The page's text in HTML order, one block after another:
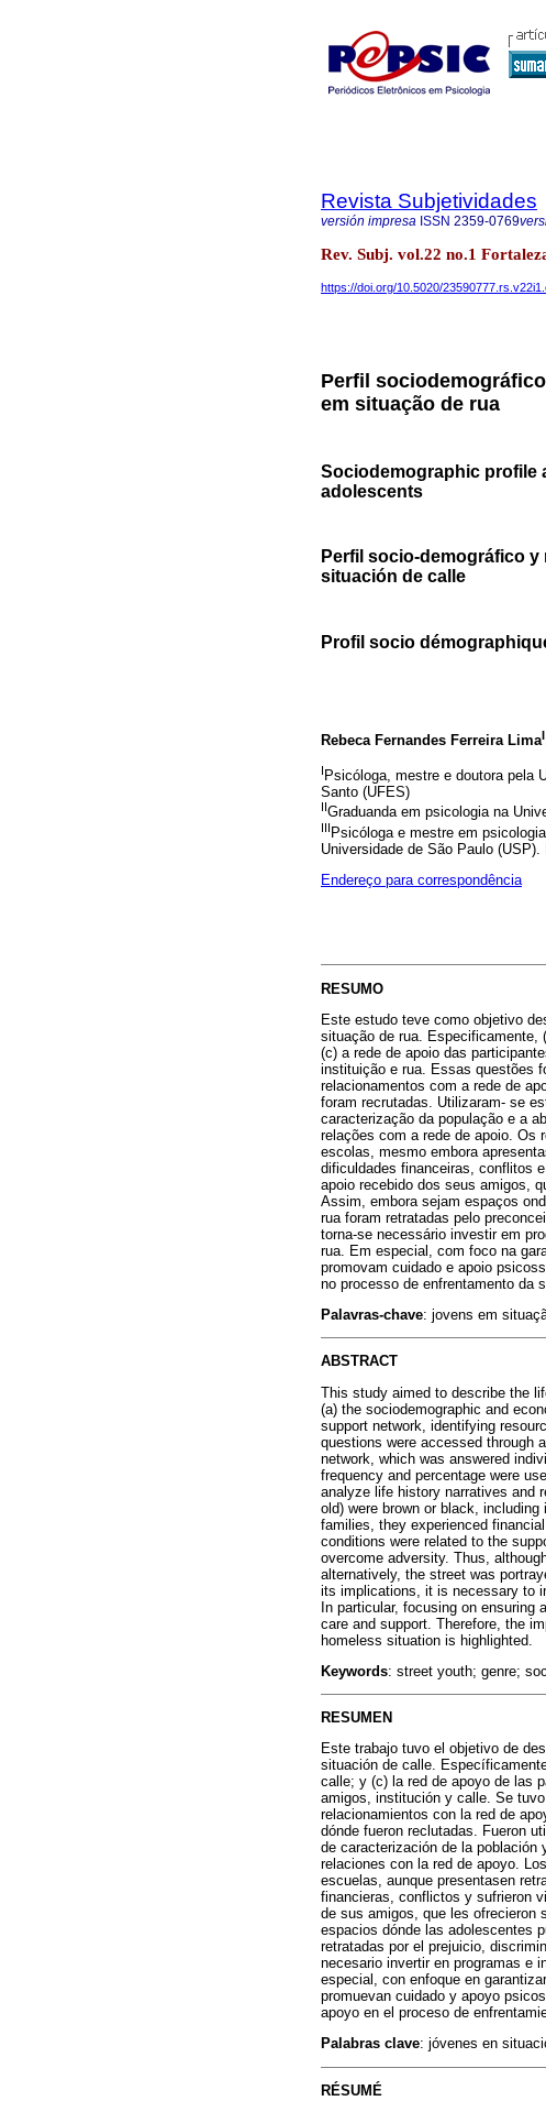
Revista Subjetividades
versión impresa ISSN 2359-0769
Rev. Subj. vol.22 no.1
https://doi.org/10.5020/
Perfil
em situação de rua
Sociodemographic profile
adolescents
Perfil socio-demográfico
situación de calle
Profil socio
Rebeca Fernandes Ferreira LimaI
I Psicóloga, mestre e doutora pela
Santo (UFES)
IIGraduanda em psicologia na
IIIPsicóloga e mestre em
Universidade de São Paulo
Endereço para correspondência
RESUMO
Este estudo teve como objetivo
situação de rua. Especificamente,
(c) a rede de apoio das
instituição e rua. Essas questões
relacionamentos com a rede de
foram recrutadas. Utilizaram- se
caracterização da população e a
relações com a rede de apoio. Os
escolas, mesmo embora
dificuldades financeiras, conflitos
apoio recebido dos seus amigos,
Assim, embora sejam espaços
rua foram retratadas pelo
torna-se necessário investir em
rua. Em especial, com foco na
promovam cuidado e apoio
no processo de enfrentamento da
Palavras-chave: jovens em
ABSTRACT
This study aimed to describe the
(a) the sociodemographic and
support network, identifying
questions were accessed through
network, which was answered
frequency and percentage were
analyze life history narratives and
old) were brown or black,
families, they experienced
conditions were related to the
overcome adversity. Thus,
alternatively, the street was
its implications, it is necessary to
In particular, focusing on ensuring
care and support. Therefore, the
homeless situation is highlighted.
Keywords: street youth; genre;
RESUMEN
Este trabajo tuvo el objetivo de
situación de calle.
calle; y (c) la red de apoyo de las
amigos, institución y calle. Se
relacionamientos con la red de
dónde fueron reclutadas. Fueron
de caracterización de la
relaciones con la red de apoyo.
escuelas, aunque presentasen
financieras, conflictos y sufrieron
de sus amigos, que les ofrecieron
espacios dónde las adolescentes
retratadas por el prejuicio,
necesario invertir en programas e
especial, con enfoque en
promuevan cuidado y apoyo
apoyo en el proceso de
Palabras clave: jóvenes en
RÉSUMÉ